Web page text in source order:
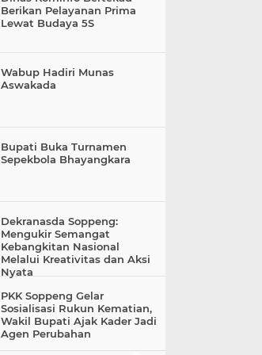
Berikan Pelayanan Prima
Lewat Budaya 5S
Wabup Hadiri Munas
Aswakada
Bupati Buka Turnamen
Sepekbola Bhayangkara
Dekranasda Soppeng:
Mengukir Semangat
Kebangkitan Nasional
Melalui Kreativitas dan Aksi
Nyata
PKK Soppeng Gelar
Sosialisasi Rukun Kematian,
Wakil Bupati Ajak Kader Jadi
Agen Perubahan